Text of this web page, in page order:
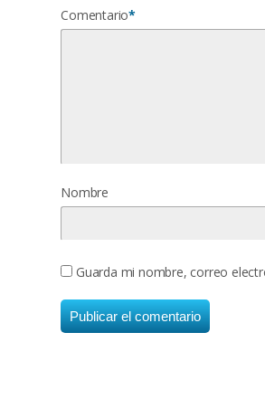
Comentario*
Nombre
Guarda mi nombre, correo